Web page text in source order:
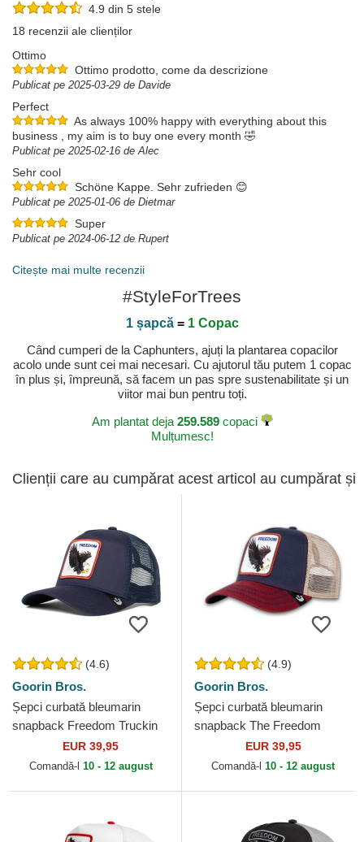
4.9 din 5 stele
18 recenzii ale clienților
Ottimo
Ottimo prodotto, come da descrizione
Publicat pe 2025-03-29 de Davide
Perfect
As always 100% happy with everything about this
business , my aim is to buy one every month 🤣
Publicat pe 2025-02-16 de Alec
Sehr cool
Schöne Kappe. Sehr zufrieden 😊
Publicat pe 2025-01-06 de Dietmar
Super
Publicat pe 2024-06-12 de Rupert
Citește mai multe recenzii
#StyleForTrees
1 șapcă= 1 Copac
Când cumperi de la Caphunters, ajuți la plantarea copacilor
acolo unde sunt cei mai necesari. Cu ajutorul tău putem 1 copac
în plus și, împreună, să facem un pas spre sustenabilitate și un
viitor mai bun pentru toți.
Am plantat deja 259.589copaci
Mulțumesc!
Clienții care au cumpărat acest articol au cumpărat și
(4.6)
Goorin Bros.
Șepci curbată bleumarin
snapback Freedom Truckin
The Farm Goorin Bros.
EUR 39,95
Comandă-l 10 - 12 august
(4.9)
Goorin Bros.
Șepci curbată bleumarin
snapback The Freedom
Eagle The Farm Goorin Bros.
EUR 39,95
Comandă-l 10 - 12 august